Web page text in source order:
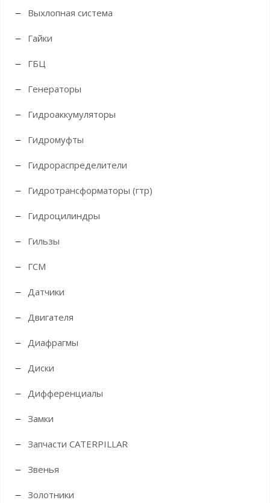
Выхлопная система
Гайки
ГБЦ
Генераторы
Гидроаккумуляторы
Гидромуфты
Гидрораспределители
Гидротрансформаторы (гтр)
Гидроцилиндры
Гильзы
ГСМ
Датчики
Двигателя
Диафрагмы
Диски
Дифференциалы
Замки
Запчасти CATERPILLAR
Звенья
Золотники